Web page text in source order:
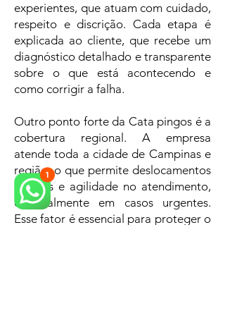
experientes, que atuam com cuidado,
respeito e discrição. Cada etapa é
explicada ao cliente, que recebe um
diagnóstico detalhado e transparente
sobre o que está acontecendo e
como corrigir a falha.
Outro ponto forte da Cata pingos é a
cobertura regional. A empresa
atende toda a cidade de Campinas e
região, o que permite deslocamentos
rápidos e agilidade no atendimento,
especialmente em casos urgentes.
Esse fator é essencial para proteger o